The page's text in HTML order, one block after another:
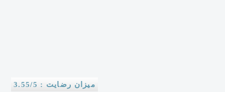
میزان رضایت : 3.55/5